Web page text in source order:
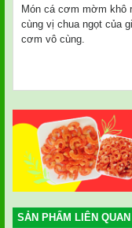
Món cá cơm mờm khô
cùng vị chua ngọt của
cơm vô cùng.
SẢN PHẨM LIÊN QUAN